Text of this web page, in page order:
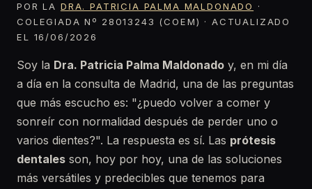
POR LA DRA. PATRICIA PALMA MALDONADO
·
COLEGIADA Nº 28013243 (COEM) · ACTUALIZADO
EL 16/06/2026
Soy la Dra. Patricia Palma Maldonado y, en mi día
a día en la consulta de Madrid, una de las preguntas
que más escucho es: "¿puedo volver a comer y
sonreír con normalidad después de perder uno o
varios dientes?". La respuesta es sí. Las prótesis
dentales son, hoy por hoy, una de las soluciones
más versátiles y predecibles que tenemos para